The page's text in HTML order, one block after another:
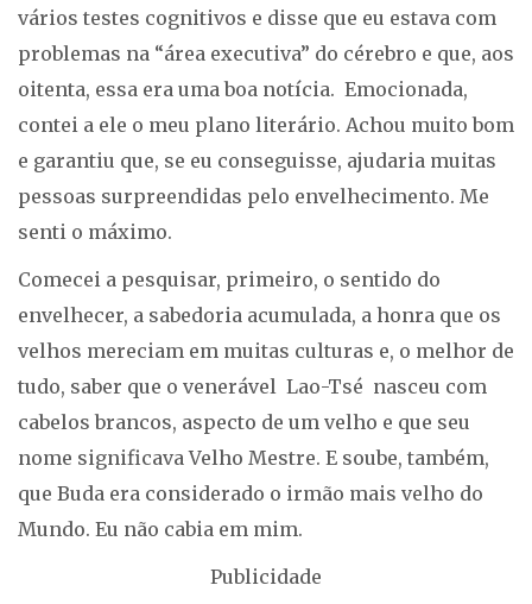
vários testes cognitivos e disse que eu estava com
problemas na “área executiva” do cérebro e que, aos
oitenta, essa era uma boa notícia. Emocionada,
contei a ele o meu plano literário. Achou muito bom
e garantiu que, se eu conseguisse, ajudaria muitas
pessoas surpreendidas pelo envelhecimento. Me
senti o máximo.
Comecei a pesquisar, primeiro, o sentido do
envelhecer, a sabedoria acumulada, a honra que os
velhos mereciam em muitas culturas e, o melhor de
tudo, saber que o venerável Lao-Tsé nasceu com
cabelos brancos, aspecto de um velho e que seu
nome significava Velho Mestre. E soube, também,
que Buda era considerado o irmão mais velho do
Mundo. Eu não cabia em mim.
Publicidade